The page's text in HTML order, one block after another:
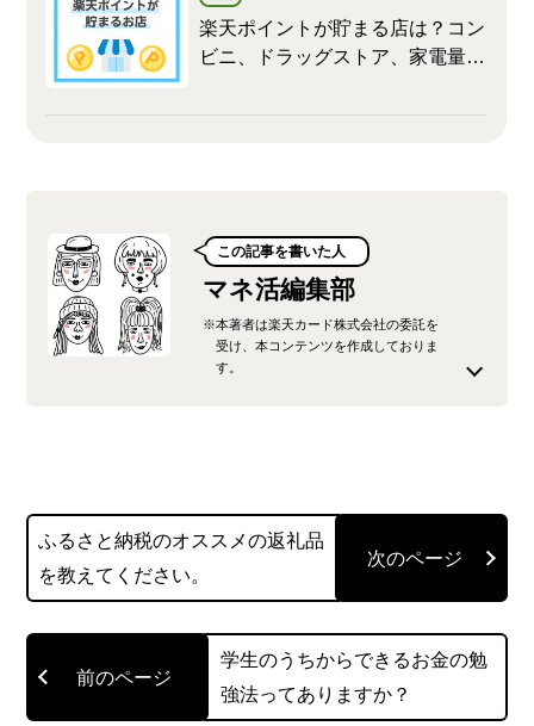
楽天ポイントが貯まる店は？コン
ビニ、ドラッグストア、家電量販
この記事を書いた人
マネ活編集部
※本著者は楽天カード株式会社の委託を
受け、本コンテンツを作成しておりま
す。
ービスに精通した社員が、最新のキャンペーン情
報から、生活に役立つ節約術、少し難しい法律や
制度の解説まで、「お金の知っておきたい」を分
かりやすく噛み砕いてお届けします。
読者の皆様が、貯まったポイントで賢くお買い物
ふるさと納税のオススメの返礼品
を教えてください。
学生のうちからできるお金の勉
強法ってありますか？